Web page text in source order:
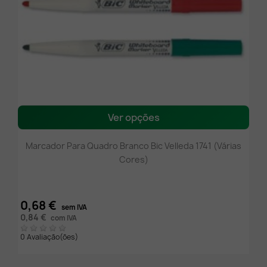
Ver opções
Marcador Para Quadro Branco Bic Velleda 1741 (Várias
Cores)
0,68 € sem IVA
0,84 € com IVA
0 Avaliação(ões)